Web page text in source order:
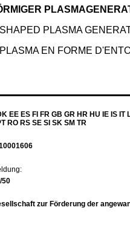
PLASMA
EN FORME
EE ES FI FR GB GR HR HU IE IS IT
RO RS SE SI SK SM TR
50
zur Förderung der